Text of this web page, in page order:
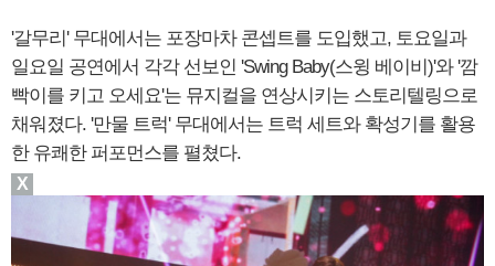
'갈무리' 무대에서는 포장마차 콘셉트를 도입했고, 토요일과
일요일 공연에서 각각 선보인 'Swing Baby(스윙 베이비)'와 '깜
빡이를 키고 오세요'는 뮤지컬을 연상시키는 스토리텔링으로
채워졌다. '만물 트럭' 무대에서는 트럭 세트와 확성기를 활용
한 유쾌한 퍼포먼스를 펼쳤다.
X